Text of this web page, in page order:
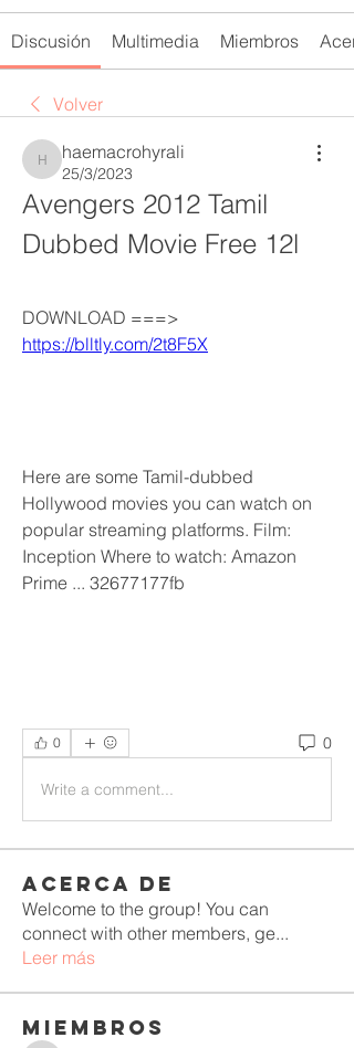
Discusión Multimedia Miembros
Volver
haemacrohyrali
haemacrohyrali
25/3/2023
Avengers 2012 Tamil
Dubbed Movie Free 12l
https://blltly.com/2t8F5X
Here are some Tamil-dubbed
Hollywood movies you can watch on
popular streaming platforms. Film:
Inception Where to watch: Amazon
Prime ... 32677177fb
0 0
Write a comment...
Acerca de
Welcome to the group! You can
connect with other members, ge...
Leer más
Miembros